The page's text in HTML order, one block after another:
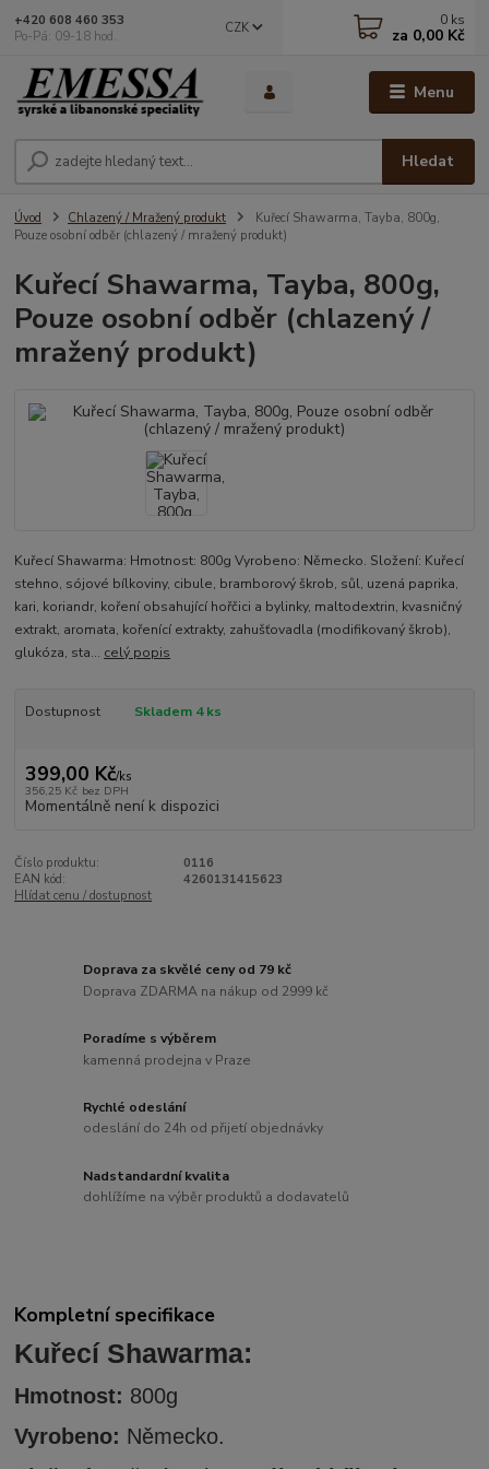
Menu
CZK
Hledat
+420 608 460 353
Po-Pá: 09-18 hod.
0 ks
za 0,00 Kč
Úvod Chlazený / Mražený produkt
Kuřecí Shawarma, Tayba, 800g,
Pouze osobní odběr (chlazený / mražený produkt)
Kuřecí Shawarma, Tayba, 800g,
Pouze osobní odběr (chlazený /
mražený produkt)
Kuřecí Shawarma: Hmotnost: 800g Vyrobeno: Německo. Složení: Kuřecí
stehno, sójové bílkoviny, cibule, bramborový škrob, sůl, uzená paprika,
kari, koriandr, koření obsahující hořčici a bylinky, maltodextrin, kvasničný
extrakt, aromata, kořenící extrakty, zahušťovadla (modifikovaný škrob),
glukóza, sta... celý popis
Dostupnost Skladem 4 ks
399,00 Kč/ks
356,25 Kč bez DPH
Momentálně není k dispozici
Číslo produktu:
0116
EAN kód:
4260131415623
Hlídat cenu / dostupnost
Doprava za skvělé ceny od 79 kč
Doprava ZDARMA na nákup od 2999 kč
Poradíme s výběrem
kamenná prodejna v Praze
Rychlé odeslání
odeslání do 24h od přijetí objednávky
Nadstandardní kvalita
dohlížíme na výběr produktů a dodavatelů
Kompletní specifikace
Kuřecí Shawarma:
Hmotnost: 800g
Vyrobeno: Německo.